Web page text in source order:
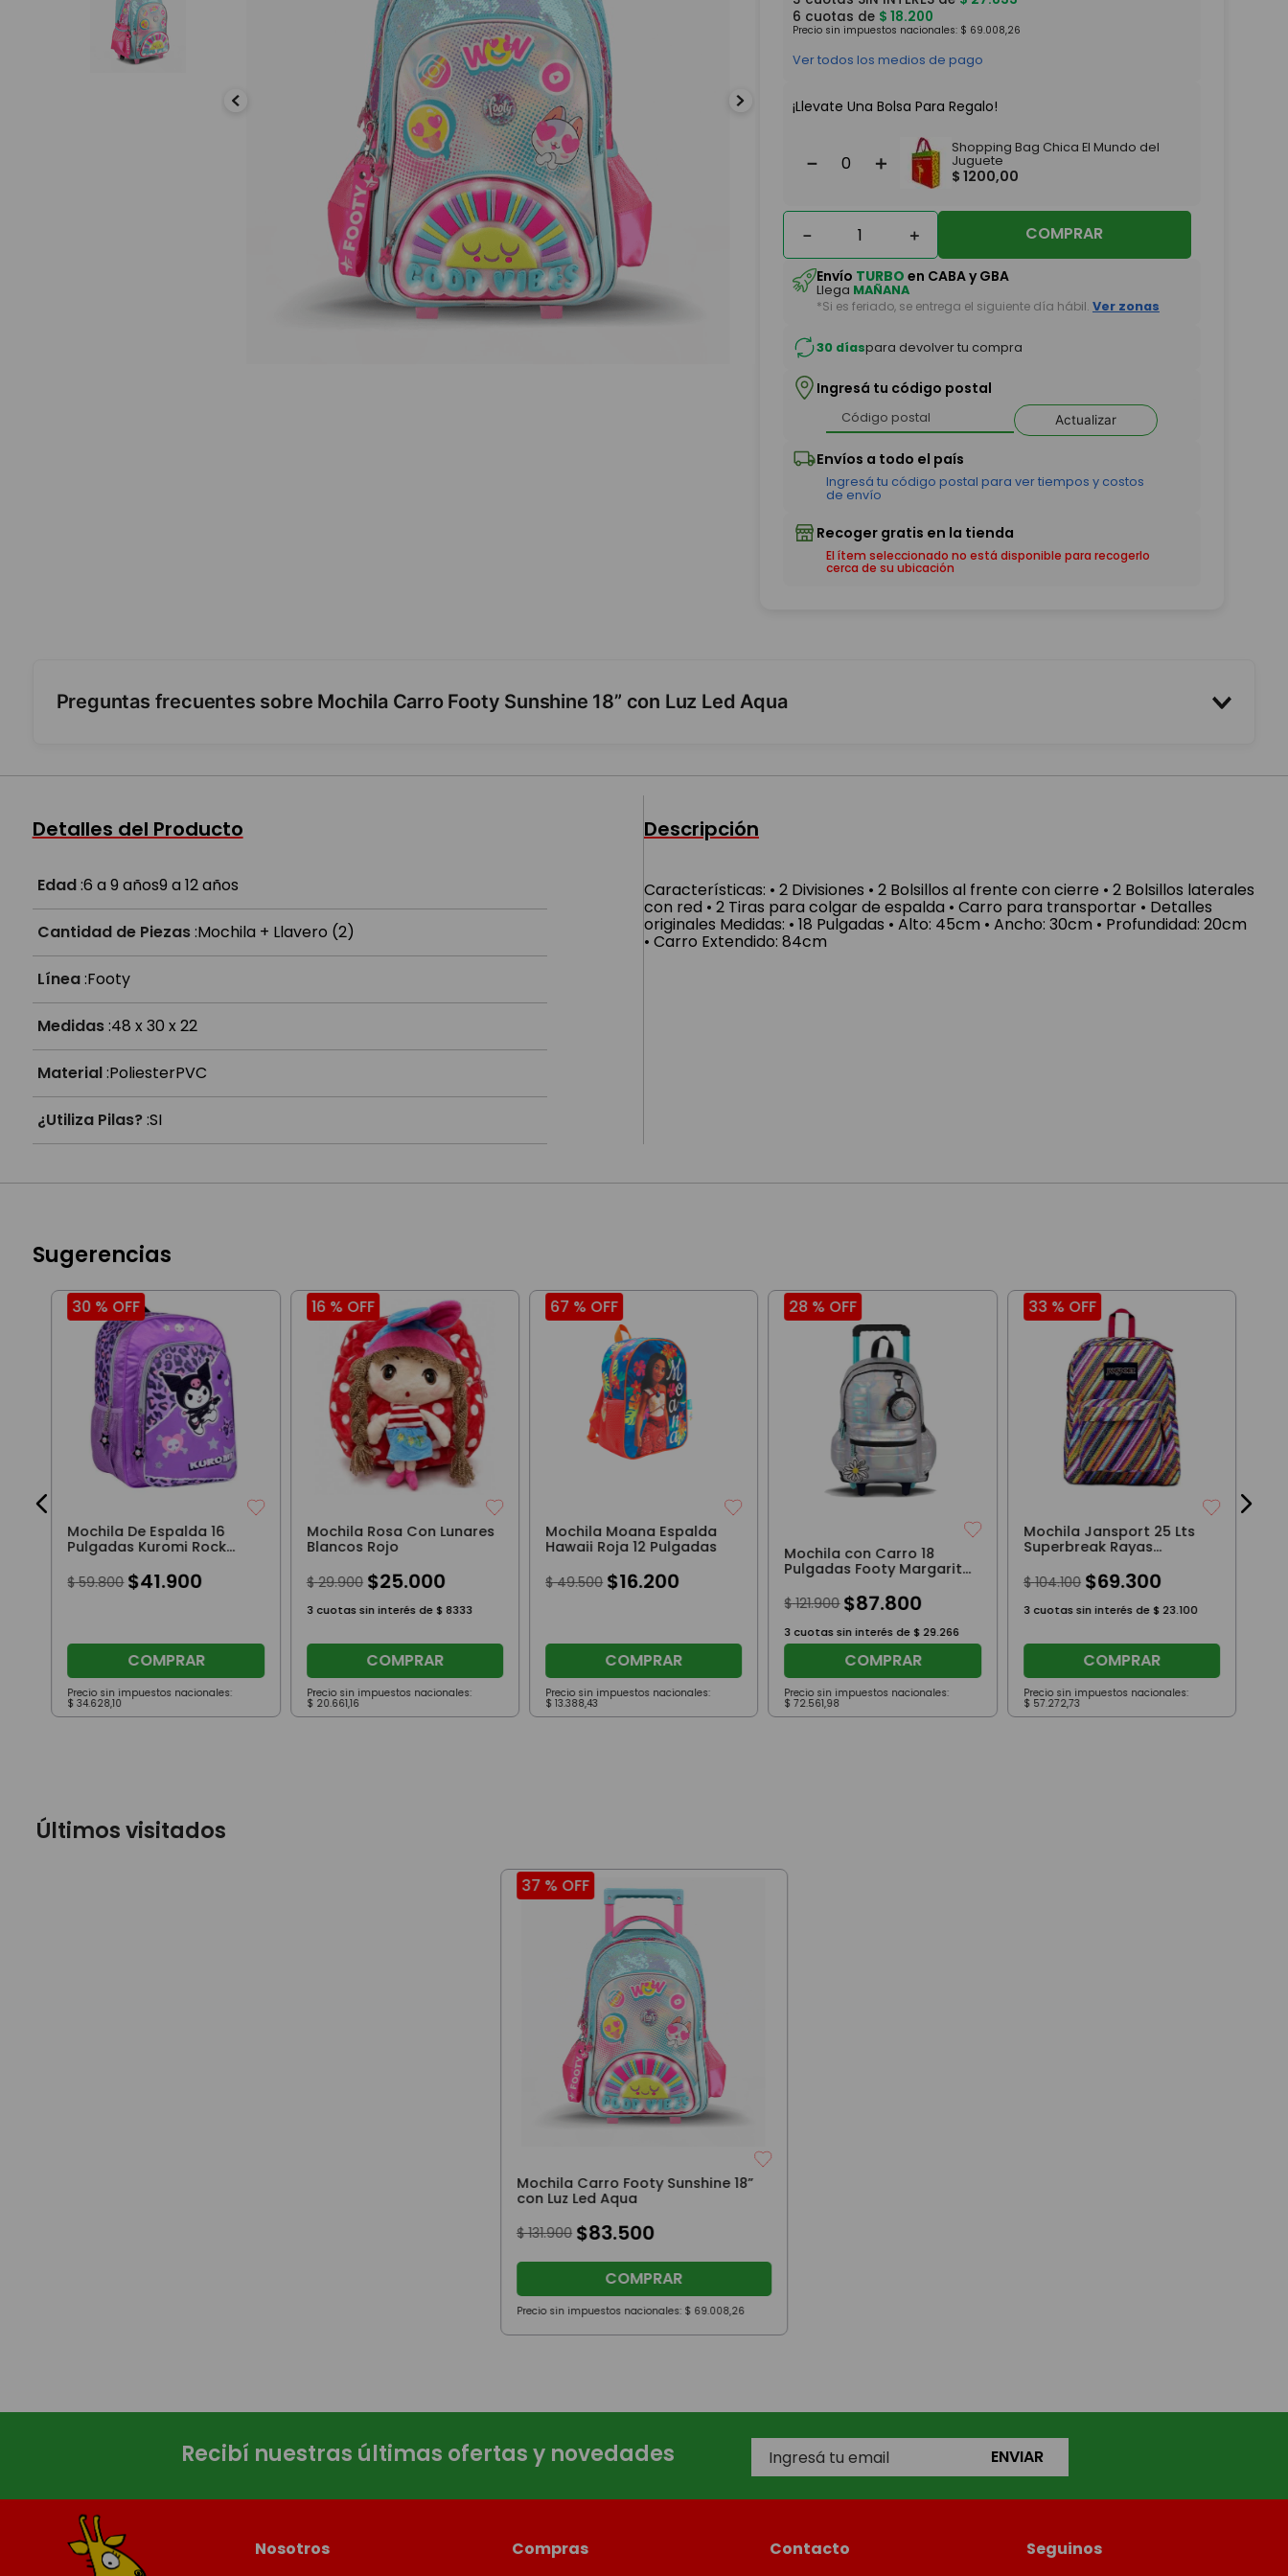
6 cuotas de $ 18.200
Precio sin impuestos nacionales: $ 69.008,26
Ver todos los medios de pago
¡Llevate Una Bolsa Para Regalo!
＋
－
Shopping Bag Chica El Mundo del
Juguete
$ 1200,00
＋
－ COMPRAR
Envío TURBO en CABA y GBA
Llega MAÑANA
*Si es feriado, se entrega el siguiente día hábil. Ver zonas
30 díaspara devolver tu compra
Ingresá tu código postal
Actualizar
El ítem seleccionado no está disponible para recogerlo
cerca de su ubicación
Preguntas frecuentes sobre Mochila Carro Footy Sunshine 18” con Luz Led Aqua
¿Las luces funcionan a pilas?
Detalles del Producto
Edad:6 a 9 años9 a 12 años
Cantidad de Piezas:Mochila + Llavero (2)
Línea:Footy
Medidas:48 x 30 x 22
Material:PoliesterPVC
¿Utiliza Pilas?:SI
Descripción
Características: • 2 Divisiones • 2 Bolsillos al frente con cierre • 2 Bolsillos laterales
con red • 2 Tiras para colgar de espalda • Carro para transportar • Detalles
originales Medidas: • 18 Pulgadas • Alto: 45cm • Ancho: 30cm • Profundidad: 20cm
• Carro Extendido: 84cm
Sugerencias
30 % OFF
Mochila De Espalda 16
Pulgadas Kuromi Rock
$ 59.800 $41.900
COMPRAR
Precio sin impuestos nacionales:
$ 34.628,10
16 % OFF
Mochila Rosa Con Lunares
Blancos Rojo
$ 29.900 $25.000
3cuotas sin interés de $8333
COMPRAR
Precio sin impuestos nacionales:
$ 20.661,16
67 % OFF
Mochila Moana Espalda
Hawaii Roja 12 Pulgadas
$ 49.500 $16.200
COMPRAR
Precio sin impuestos nacionales:
$ 13.388,43
28 % OFF
Mochila con Carro 18
Pulgadas Footy Margarita
Plata
$ 121.900 $87.800
3 cuotas sin interés de $ 29.266
COMPRAR
Precio sin impuestos nacionales:
$ 72.561,98
33 % OFF
Mochila Jansport 25 Lts
Superbreak Rayas
$ 104.100 $69.300
3 cuotas sin interés de $23.100
COMPRAR
Precio sin impuestos nacionales:
$ 57.272,73
Últimos visitados
37 %OFF
Mochila Carro Footy Sunshine 18”
con Luz Led Aqua
$ 131.900 $83.500
COMPRAR
Precio sin impuestos nacionales: $ 69.008,26
Recibí nuestras últimas ofertas y novedades ENVIAR
Nosotros Compras Contacto Seguinos